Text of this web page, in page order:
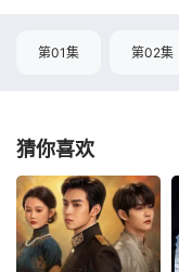
第01集 第02集
猜你喜欢